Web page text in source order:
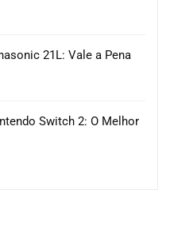
21L: Vale a Pena
Switch 2: O Melhor